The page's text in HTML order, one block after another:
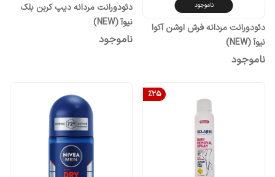
ناموجود
دئودورانت مردانه فرش اوشن آکوا
نیوآ (NEW)
ناموجود
دئودورانت مردانه دیپ کربن بلک
نیوآ (NEW)
ناموجود
%25